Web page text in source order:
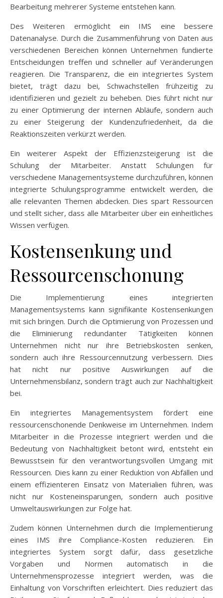
Bearbeitung mehrerer Systeme entstehen kann.
Des Weiteren ermöglicht ein IMS eine bessere
Datenanalyse. Durch die Zusammenführung von Daten aus
verschiedenen Bereichen können Unternehmen fundierte
Entscheidungen treffen und schneller auf Veränderungen
reagieren. Die Transparenz, die ein integriertes System
bietet, trägt dazu bei, Schwachstellen frühzeitig zu
identifizieren und gezielt zu beheben. Dies führt nicht nur
zu einer Optimierung der internen Abläufe, sondern auch
zu einer Steigerung der Kundenzufriedenheit, da die
Reaktionszeiten verkürzt werden.
Ein weiterer Aspekt der Effizienzsteigerung ist die
Schulung der Mitarbeiter. Anstatt Schulungen für
verschiedene Managementsysteme durchzuführen, können
integrierte Schulungsprogramme entwickelt werden, die
alle relevanten Themen abdecken. Dies spart Ressourcen
und stellt sicher, dass alle Mitarbeiter über ein einheitliches
Wissen verfügen.
Kostensenkung und
Ressourcenschonung
Die Implementierung eines integrierten
Managementsystems kann signifikante Kostensenkungen
mit sich bringen. Durch die Optimierung von Prozessen und
die Eliminierung redundanter Tätigkeiten können
Unternehmen nicht nur ihre Betriebskosten senken,
sondern auch ihre Ressourcennutzung verbessern. Dies
hat nicht nur positive Auswirkungen auf die
Unternehmensbilanz, sondern trägt auch zur Nachhaltigkeit
bei.
Ein integriertes Managementsystem fördert eine
ressourcenschonende Denkweise im Unternehmen. Indem
Mitarbeiter in die Prozesse integriert werden und die
Bedeutung von Nachhaltigkeit betont wird, entsteht ein
Bewusstsein für den verantwortungsvollen Umgang mit
Ressourcen. Dies kann zu einer Reduktion von Abfällen und
einem effizienteren Einsatz von Materialien führen, was
nicht nur Kosteneinsparungen, sondern auch positive
Umweltauswirkungen zur Folge hat.
Zudem können Unternehmen durch die Implementierung
eines IMS ihre Compliance-Kosten reduzieren. Ein
integriertes System sorgt dafür, dass gesetzliche
Vorgaben und Normen automatisch in die
Unternehmensprozesse integriert werden, was die
Einhaltung von Vorschriften erleichtert. Dies reduziert das